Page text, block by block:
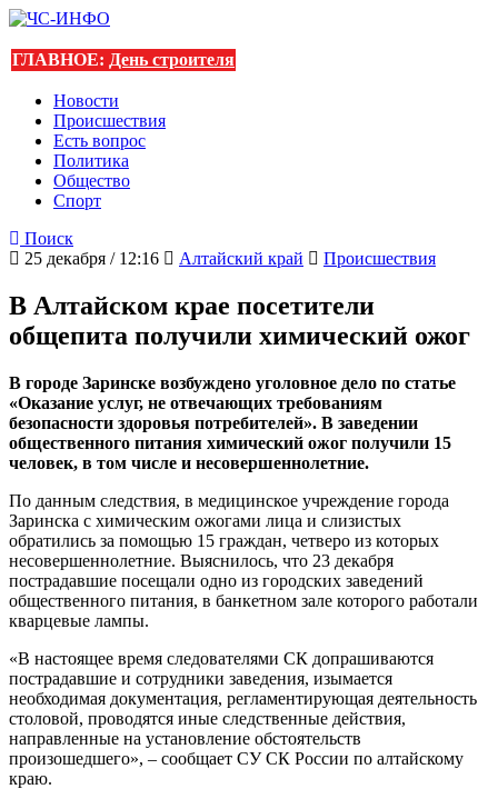
ГЛАВНОЕ: День строителя
Новости
Происшествия
Есть вопрос
Политика
Общество
Спорт
Поиск
25 декабря / 12:16
Алтайский край Происшествия
В Алтайском крае посетители
общепита получили химический ожог
В городе Заринске возбуждено уголовное дело по статье
«Оказание услуг, не отвечающих требованиям
безопасности здоровья потребителей». В заведении
общественного питания химический ожог получили 15
человек, в том числе и несовершеннолетние.
По данным следствия, в медицинское учреждение города
Заринска с химическим ожогами лица и слизистых
обратились за помощью 15 граждан, четверо из которых
несовершеннолетние. Выяснилось, что 23 декабря
пострадавшие посещали одно из городских заведений
общественного питания, в банкетном зале которого работали
кварцевые лампы.
«В настоящее время следователями СК допрашиваются
пострадавшие и сотрудники заведения, изымается
необходимая документация, регламентирующая деятельность
столовой, проводятся иные следственные действия,
направленные на установление обстоятельств
произошедшего», – сообщает СУ СК России по алтайскому
краю.